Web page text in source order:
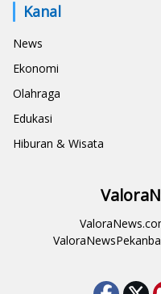
Kanal
News
Ekonomi
Olahraga
Edukasi
Hiburan & Wisata